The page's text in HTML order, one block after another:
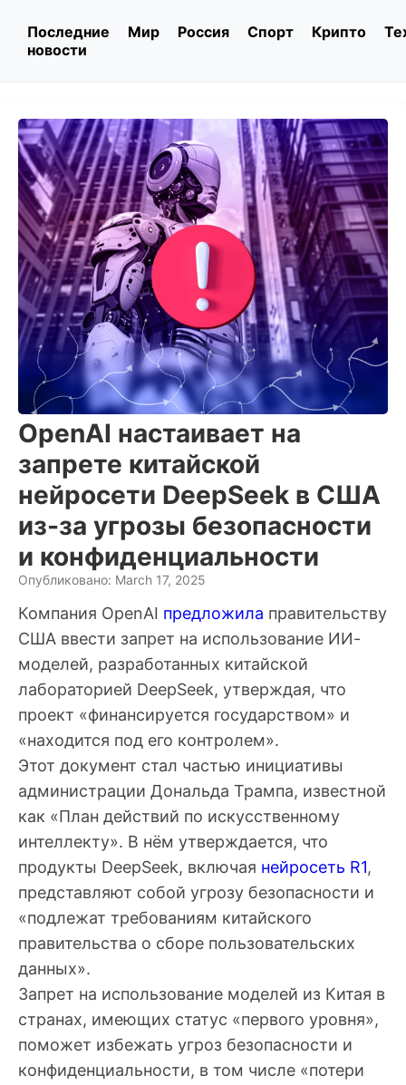
Последние
новости
Мир Россия Спорт Крипто
OpenAI настаивает на
запрете китайской
нейросети DeepSeek в США
из-за угрозы безопасности
и конфиденциальности
Опубликовано: March 17, 2025
Компания OpenAI предложила правительству
США ввести запрет на использование ИИ-
моделей, разработанных китайской
лабораторией DeepSeek, утверждая, что
проект «финансируется государством» и
«находится под его контролем».
Этот документ стал частью инициативы
администрации Дональда Трампа, известной
как «План действий по искусственному
интеллекту». В нём утверждается, что
продукты DeepSeek, включая нейросеть R1,
представляют собой угрозу безопасности и
«подлежат требованиям китайского
правительства о сборе пользовательских
данных».
Запрет на использование моделей из Китая в
странах, имеющих статус «первого уровня»,
поможет избежать угроз безопасности и
конфиденциальности, в том числе «потери